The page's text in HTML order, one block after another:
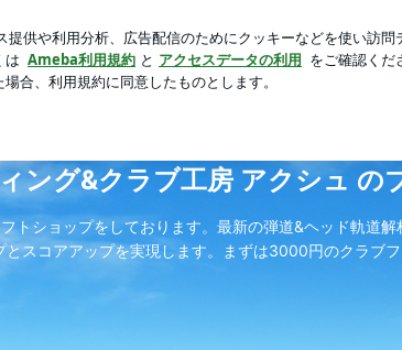
房 アクシュ のブログ
ログイン
ング&クラブ工房 アクシュ の
トショップをしております。最新の弾道&ヘッド軌道
スコアアップを実現します。まずは3000円のクラブ